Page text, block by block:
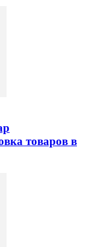
товаров в